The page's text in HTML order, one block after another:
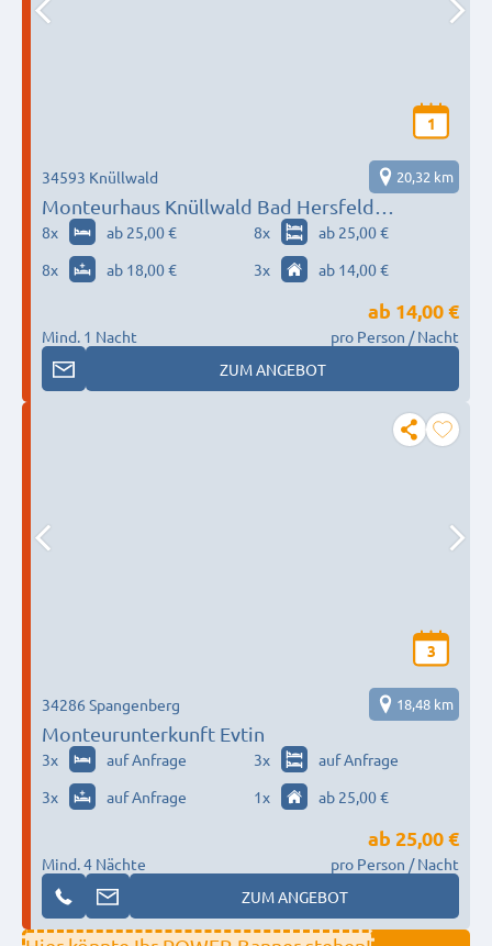
1
Monteurhaus Knüllwald Bad Hersfeld
Morschen Neuenstein Remsfeld
34593 Knüllwald 20,32 km
8x ab 25,00 € 8x
ab 25,00 €
8x ab 18,00 € 3x ab 14,00 €
Mind. 1 Nacht
ab 14,00 €
pro Person / Nacht
ZUM ANGEBOT
3
Monteurunterkunft Evtin
34286 Spangenberg 18,48 km
3x auf Anfrage 3x
auf Anfrage
3x auf Anfrage 1x ab 25,00 €
Mind. 4 Nächte
ab 25,00 €
pro Person / Nacht
ZUM ANGEBOT